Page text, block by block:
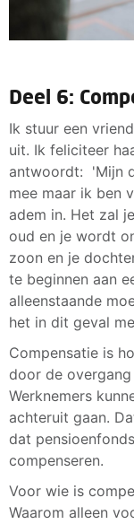
Deel 6:
Ik stuur een
uit. Ik feliciteer
antwoordt: 'Mijn
mee maar ik ben
adem in. Het zal
oud en je wordt
zoon en je
te beginnen aan
alleenstaande
het in dit geval
Compensatie is
door de overgang
Werknemers
achteruit gaan.
dat
compenseren.
Voor wie is
Waarom alleen